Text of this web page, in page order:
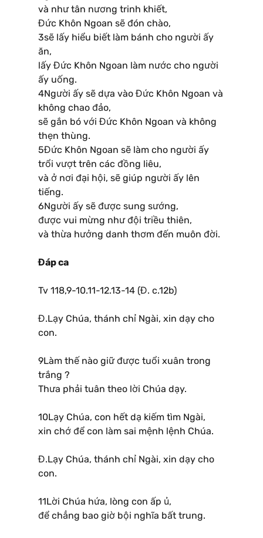
và như tân nương trinh khiết,
Đức Khôn Ngoan sẽ đón chào,
3sẽ lấy hiểu biết làm bánh cho người ấy
ăn,
lấy Đức Khôn Ngoan làm nước cho người
ấy uống.
4Người ấy sẽ dựa vào Đức Khôn Ngoan và
không chao đảo,
sẽ gắn bó với Đức Khôn Ngoan và không
thẹn thùng.
5Đức Khôn Ngoan sẽ làm cho người ấy
trổi vượt trên các đồng liêu,
và ở nơi đại hội, sẽ giúp người ấy lên
tiếng.
6Người ấy sẽ được sung sướng,
được vui mừng như đội triều thiên,
và thừa hưởng danh thơm đến muôn đời.
Đáp ca
Tv 118,9-10.11-12.13-14 (Đ. c.12b)
Đ.Lạy Chúa, thánh chỉ Ngài, xin dạy cho
con.
9Làm thế nào giữ được tuổi xuân trong
trắng ?
Thưa phải tuân theo lời Chúa dạy.
10Lạy Chúa, con hết dạ kiếm tìm Ngài,
xin chớ để con làm sai mệnh lệnh Chúa.
Đ.Lạy Chúa, thánh chỉ Ngài, xin dạy cho
con.
11Lời Chúa hứa, lòng con ấp ủ,
để chẳng bao giờ bội nghĩa bất trung.